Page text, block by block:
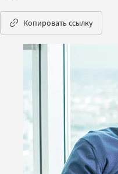
Копировать ссылку